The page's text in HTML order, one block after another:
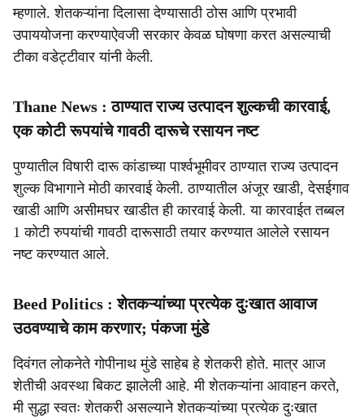
म्हणाले. शेतकऱ्यांना दिलासा देण्यासाठी ठोस आणि प्रभावी
उपाययोजना करण्याऐवजी सरकार केवळ घोषणा करत असल्याची
टीका वडेट्टीवार यांनी केली.
Thane News : ठाण्यात राज्य उत्पादन शुल्कची कारवाई,
एक कोटी रूपयांचे गावठी दारूचे रसायन नष्ट
पुण्यातील विषारी दारू कांडाच्या पार्श्वभूमीवर ठाण्यात राज्य उत्पादन
शुल्क विभागाने मोठी कारवाई केली. ⁠ठाण्यातील अंजूर खाडी, देसईगाव
खाडी आणि असीमघर खाडीत ही कारवाई केली. या कारवाईत तब्बल
1 कोटी रुपयांची गावठी दारूसाठी तयार करण्यात आलेले रसायन
नष्ट करण्यात आले.
Beed Politics : शेतकऱ्यांच्या प्रत्येक दुःखात आवाज
उठवण्याचे काम करणार; पंकजा मुंडे
दिवंगत लोकनेते गोपीनाथ मुंडे साहेब हे शेतकरी होते. मात्र आज
शेतीची अवस्था बिकट झालेली आहे. मी शेतकऱ्यांना आवाहन करते,
मी सुद्धा स्वतः शेतकरी असल्याने शेतकऱ्यांच्या प्रत्येक दुःखात